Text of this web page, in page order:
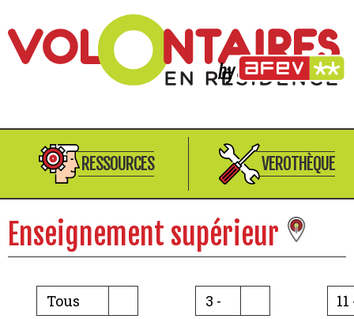
RESSOURCES VEROTHÈQUE
Enseignement supérieur
Tous
3 -
11